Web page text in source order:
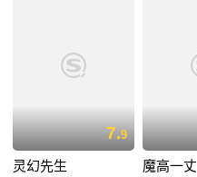
7.9
灵幻先生 魔高一丈